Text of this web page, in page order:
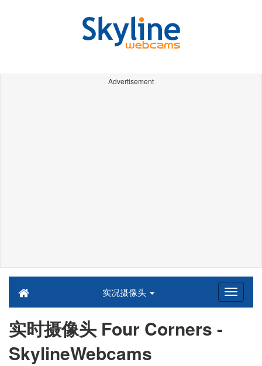
Advertisement
实况摄像头
实时摄像头 Four Corners -
SkylineWebcams